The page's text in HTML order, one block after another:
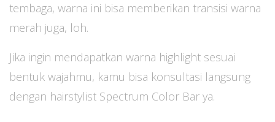
tembaga, warna ini bisa memberikan transisi warna
merah juga, loh.
Jika ingin mendapatkan warna highlight sesuai
bentuk wajahmu, kamu bisa konsultasi langsung
dengan hairstylist Spectrum Color Bar ya.